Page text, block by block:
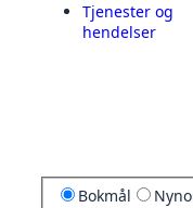
Tjenester og
hendelser
Bokmål